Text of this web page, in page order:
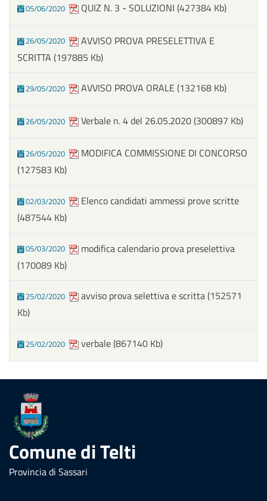
05/06/2020 QUIZ N. 3 - SOLUZIONI(427384 Kb)
26/05/2020
AVVISO PROVA PRESELETTIVA E
SCRITTA (197885 Kb)
29/05/2020 AVVISO PROVA ORALE(132168 Kb)
26/05/2020 Verbale n. 4 del 26.05.2020(300897 Kb)
26/05/2020
MODIFICA COMMISSIONE DI CONCORSO
(127583 Kb)
02/03/2020
Elenco candidati ammessi prove scritte
(487544 Kb)
05/03/2020
modifica calendario prova preselettiva
(170089 Kb)
25/02/2020 avviso prova selettiva e scritta(152571
Kb)
25/02/2020 verbale(867140 Kb)
Comune di Telti
Provincia di Sassari